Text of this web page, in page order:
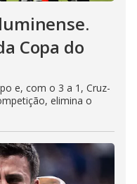
Copa do
e, com o 3 a 1, Cruz-
elimina o